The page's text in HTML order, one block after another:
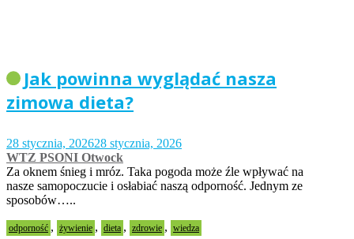
Jak powinna wyglądać nasza
zimowa dieta?
28 stycznia, 202628 stycznia, 2026
WTZ PSONI Otwock
Za oknem śnieg i mróz. Taka pogoda może źle wpływać na
nasze samopoczucie i osłabiać naszą odporność. Jednym ze
sposobów…..
odporność , żywienie , dieta , zdrowie , wiedza